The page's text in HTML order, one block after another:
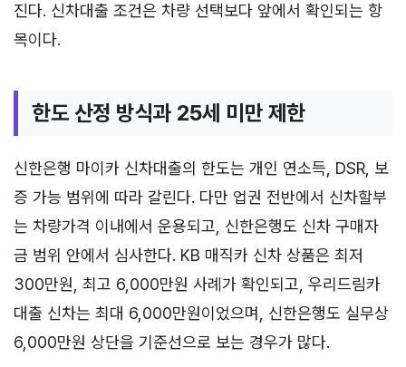
진다. 신차대출 조건은 차량 선택보다 앞에서 확인되는 항
목이다.
한도 산정 방식과 25세 미만 제한
신한은행 마이카 신차대출의 한도는 개인 연소득, DSR, 보
증 가능 범위에 따라 갈린다. 다만 업권 전반에서 신차할부
는 차량가격 이내에서 운용되고, 신한은행도 신차 구매자
금 범위 안에서 심사한다. KB 매직카 신차 상품은 최저
300만원, 최고 6,000만원 사례가 확인되고, 우리드림카
대출 신차는 최대 6,000만원이었으며, 신한은행도 실무상
6,000만원 상단을 기준선으로 보는 경우가 많다.